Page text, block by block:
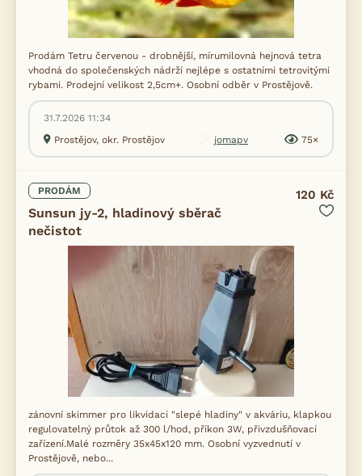
Prodám Tetru červenou - drobnější, mírumilovná hejnová tetra
vhodná do společenských nádrží nejlépe s ostatními tetrovitými
rybami. Prodejní velikost 2,5cm+. Osobní odběr v Prostějově.
31.7.2026 11:34
Prostějov, okr. Prostějov
jomapv 75×
PRODÁM
Sunsun jy-2, hladinový sběrač
nečistot
120 Kč
zánovní skimmer pro likvidaci "slepé hladiny" v akváriu, klapkou
regulovatelný průtok až 300 l/hod, příkon 3W, přivzdušňovací
zařízení.Malé rozměry 35x45x120 mm. Osobní vyzvednutí v
Prostějově, nebo...